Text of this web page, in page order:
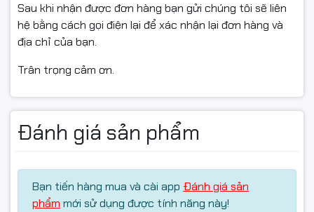
Sau khi nhận được đơn hàng bạn gửi chúng tôi sẽ liên
hệ bằng cách gọi điện lại để xác nhận lại đơn hàng và
địa chỉ của bạn.
Trân trọng cảm ơn.
Đánh giá sản phẩm
Bạn tiến hàng mua và cài app Đánh giá sản
phẩm mới sử dụng được tính năng này!